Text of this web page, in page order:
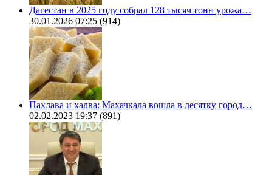
Дагестан в 2025 году собрал 128 тысяч тонн урожа…
30.01.2026 07:25 (914)
Пахлава и халва: Махачкала вошла в десятку город…
02.02.2023 19:37 (891)